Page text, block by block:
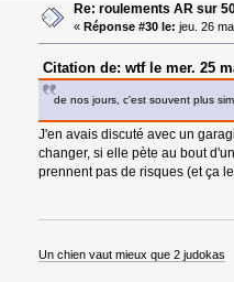
Re: roulements AR sur
« Réponse #30 le: jeu. 26
Citation de: wtf le mer. 25
de nos jours, c'est souvent plus
J'en avais discuté avec un
changer, si elle pète au bout
prennent pas de risques (et ça
Un chien vaut mieux que 2 judokas